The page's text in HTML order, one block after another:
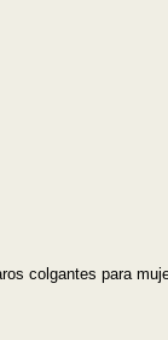
colgantes para